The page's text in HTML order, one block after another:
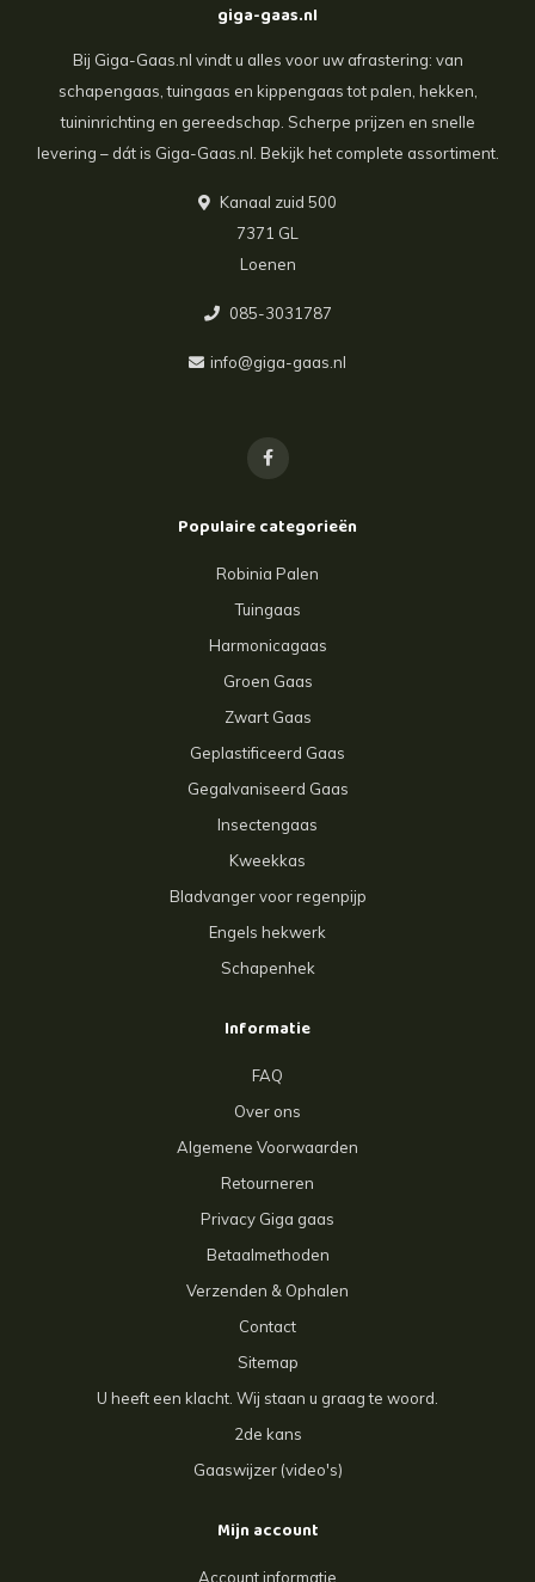
giga-gaas.nl
Bij Giga-Gaas.nl vindt u alles voor uw afrastering: van
schapengaas, tuingaas en kippengaas tot palen, hekken,
tuininrichting en gereedschap. Scherpe prijzen en snelle
levering – dát is Giga-Gaas.nl. Bekijk het complete assortiment.
Kanaal zuid 500
7371 GL
Loenen
085-3031787
info@giga-gaas.nl
Populaire categorieën
Robinia Palen
Tuingaas
Harmonicagaas
Groen Gaas
Zwart Gaas
Geplastificeerd Gaas
Gegalvaniseerd Gaas
Insectengaas
Kweekkas
Bladvanger voor regenpijp
Engels hekwerk
Schapenhek
Informatie
FAQ
Over ons
Algemene Voorwaarden
Retourneren
Privacy Giga gaas
Betaalmethoden
Verzenden & Ophalen
Contact
Sitemap
U heeft een klacht. Wij staan u graag te woord.
2de kans
Gaaswijzer (video's)
Mijn account
Account informatie